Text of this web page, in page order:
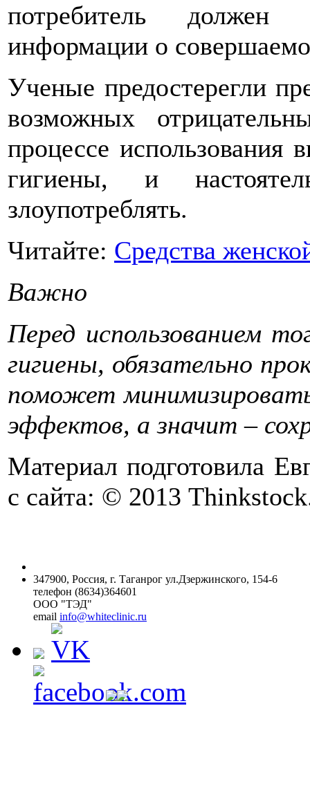
потребитель
информации о
Ученые предостерегли
возможных
процессе использования
гигиены, и
злоупотреблять.
Читайте: Средства
Важно
Перед использованием
гигиены, обязательно
поможет
эффектов, а значит –
Материал подготовила
с сайта: © 2013
347900, Россия, г. Таганрог ул.Дзержинского, 154-6
телефон (8634)364601
ООО "ТЭД"
email info@whiteclinic.ru